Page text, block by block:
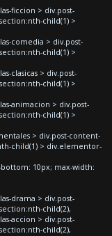
ficcion > div.post-
child(1) >
comedia > div.post-
child(1) >
clasicas > div.post-
child(1) >
animacion > div.post-
child(1) >
> div.post-content-
child(1) > div.elementor-
10px; max-width:
drama > div.post-
child(2),
accion > div.post-
child(2),